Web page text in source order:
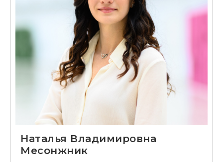
Наталья Владимировна
Месонжник